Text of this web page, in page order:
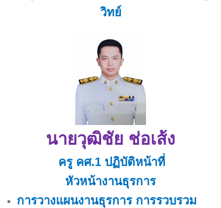
วิทย์
นายวุฒิชัย ช่อเส้ง
ครู คศ.1 ปฏิบัติหน้าที่
หัวหน้างานธุรการ
การวางแผนงานธุรการ การรวบรวม